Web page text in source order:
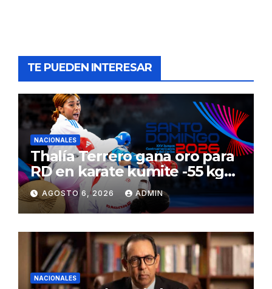
TE PUEDEN INTERESAR
NACIONALES
Thalía Terrero gana oro para
RD en karate kumite -55 kg
en Santo Domingo 2026
AGOSTO 6, 2026 ADMIN
NACIONALES